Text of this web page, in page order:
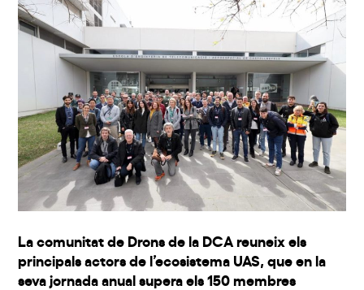
La comunitat de Drons de la DCA reuneix els
principals actors de l’ecosistema UAS, que en la
seva jornada anual supera els 150 membres